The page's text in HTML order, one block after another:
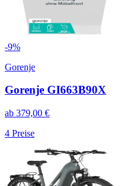
-9%
Gorenje
Gorenje GI663B90X
ab 379,00 €
4 Preise